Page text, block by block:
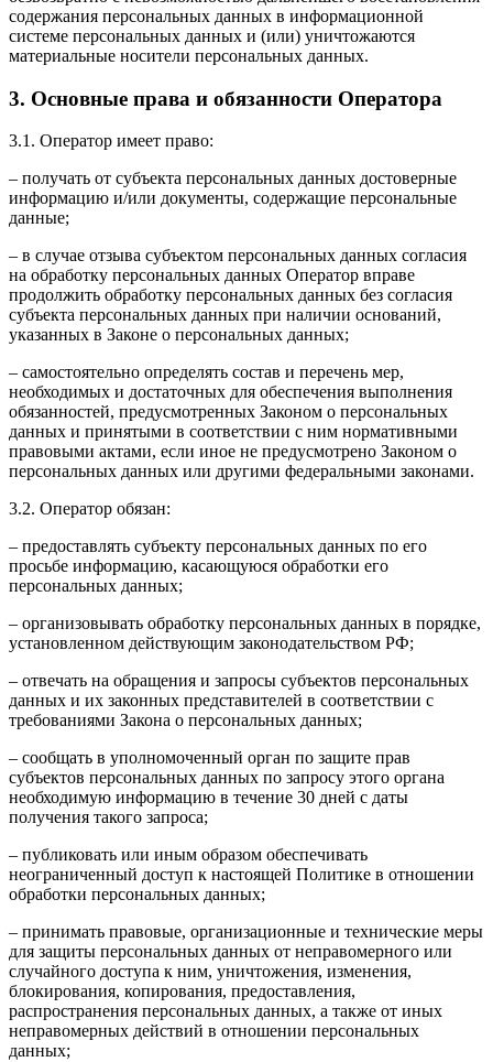
содержания персональных данных в информационной
системе персональных данных и (или) уничтожаются
материальные носители персональных данных.
3. Основные права и обязанности Оператора
3.1. Оператор имеет право:
– получать от субъекта персональных данных достоверные
информацию и/или документы, содержащие персональные
данные;
– в случае отзыва субъектом персональных данных согласия
на обработку персональных данных Оператор вправе
продолжить обработку персональных данных без согласия
субъекта персональных данных при наличии оснований,
указанных в Законе о персональных данных;
– самостоятельно определять состав и перечень мер,
необходимых и достаточных для обеспечения выполнения
обязанностей, предусмотренных Законом о персональных
данных и принятыми в соответствии с ним нормативными
правовыми актами, если иное не предусмотрено Законом о
персональных данных или другими федеральными законами.
3.2. Оператор обязан:
– предоставлять субъекту персональных данных по его
просьбе информацию, касающуюся обработки его
персональных данных;
– организовывать обработку персональных данных в порядке,
установленном действующим законодательством РФ;
– отвечать на обращения и запросы субъектов персональных
данных и их законных представителей в соответствии с
требованиями Закона о персональных данных;
– сообщать в уполномоченный орган по защите прав
субъектов персональных данных по запросу этого органа
необходимую информацию в течение 30 дней с даты
получения такого запроса;
– публиковать или иным образом обеспечивать
неограниченный доступ к настоящей Политике в отношении
обработки персональных данных;
– принимать правовые, организационные и технические меры
для защиты персональных данных от неправомерного или
случайного доступа к ним, уничтожения, изменения,
блокирования, копирования, предоставления,
распространения персональных данных, а также от иных
неправомерных действий в отношении персональных
данных;